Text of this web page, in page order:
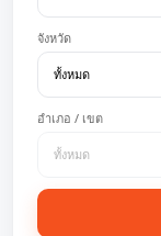
จังหวัด
อำเภอ / เขต